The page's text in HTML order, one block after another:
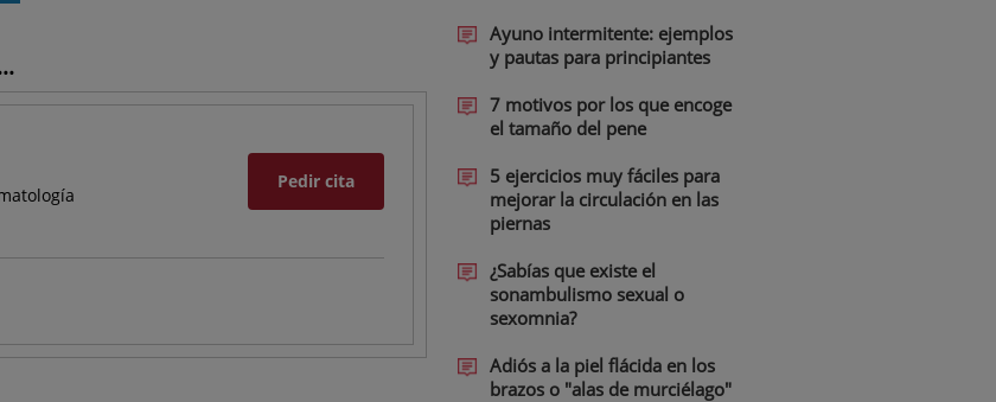
Pedir cita
Ayuno intermitente: ejemplos
y pautas para principiantes
7 motivos por los que encoge
el tamaño del pene
5 ejercicios muy fáciles para
mejorar la circulación en las
piernas
¿Sabías que existe el
sonambulismo sexual o
sexomnia?
Adiós a la piel flácida en los
brazos o "alas de murciélago"